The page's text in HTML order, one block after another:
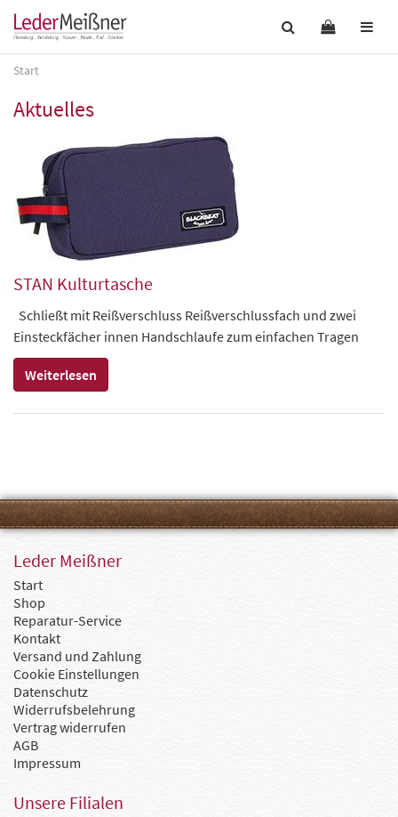
Start
Aktuelles
STAN Kulturtasche
Schließt mit Reißverschluss Reißverschlussfach und zwei
Einsteckfächer innen Handschlaufe zum einfachen Tragen
Weiterlesen
Leder Meißner
Start
Shop
Reparatur-Service
Kontakt
Versand und Zahlung
Cookie Einstellungen
Datenschutz
Widerrufsbelehrung
Vertrag widerrufen
AGB
Impressum
Unsere Filialen